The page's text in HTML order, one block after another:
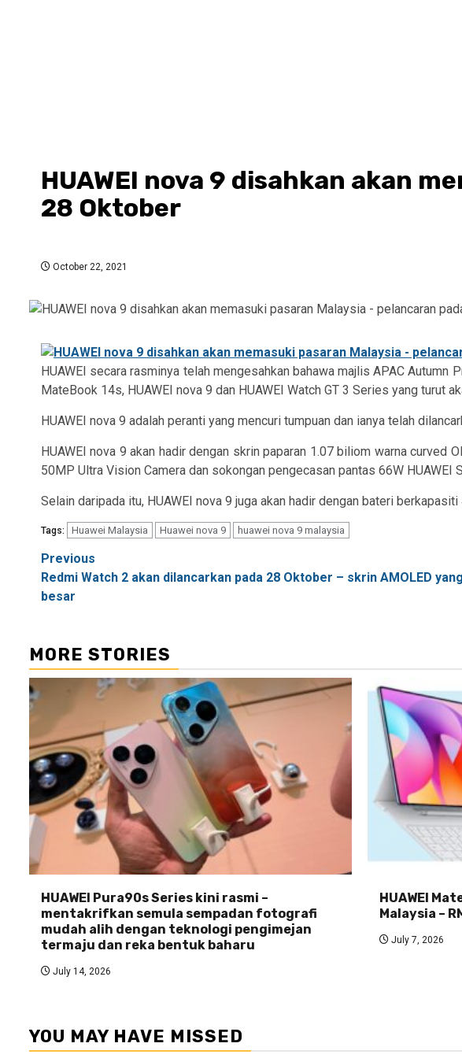
HUAWEI nova 9 disahkan akan
28 Oktober
October 22, 2021
HUAWEI secara rasminya telah mengesahkan bahawa majlis APAC Autumn
MateBook 14s, HUAWEI nova 9 dan HUAWEI Watch GT 3 Series yang turut
HUAWEI nova 9 adalah peranti yang mencuri tumpuan dan ianya telah
HUAWEI nova 9 akan hadir dengan skrin paparan 1.07 biliom warna
50MP Ultra Vision Camera dan sokongan pengecasan pantas 66W HUAWEI
Selain daripada itu, HUAWEI nova 9 juga akan hadir dengan bateri
Tags: Huawei Malaysia Huawei nova 9 huawei nova 9 malaysia
Post
navigation
Previous
Redmi Watch 2 akan dilancarkan pada 28 Oktober – skrin AMOLED
besar
MORE STORIES
HUAWEI Pura90s Series kini rasmi –
mentakrifkan semula sempadan fotografi
mudah alih dengan teknologi pengimejan
termaju dan reka bentuk baharu
July 14, 2026
HUAWEI
Malaysia –
July 7, 2026
YOU MAY HAVE MISSED